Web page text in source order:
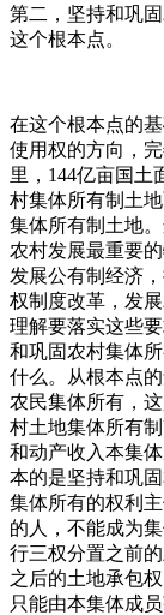
第二，坚持和巩
这个根本点。
在这个根本点的
使用权的方向，
里，144亿亩国土
村集体所有制土
集体所有制土地
农村发展最重要
发展公有制经济
权制度改革，发
理解要落实这些
和巩固农村集体
什么。从根本点
农民集体所有，
村土地集体所有
和动产收入本集
本的是坚持和巩
集体所有的权利
的人，不能成为
行三权分置之前
之后的土地承包
只能由本集体成